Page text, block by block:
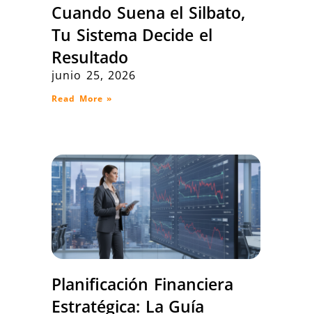
Cuando Suena el Silbato,
Tu Sistema Decide el
Resultado
junio 25, 2026
Read More »
Planificación Financiera
Estratégica: La Guía